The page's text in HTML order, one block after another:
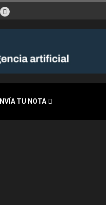
TU NOTA